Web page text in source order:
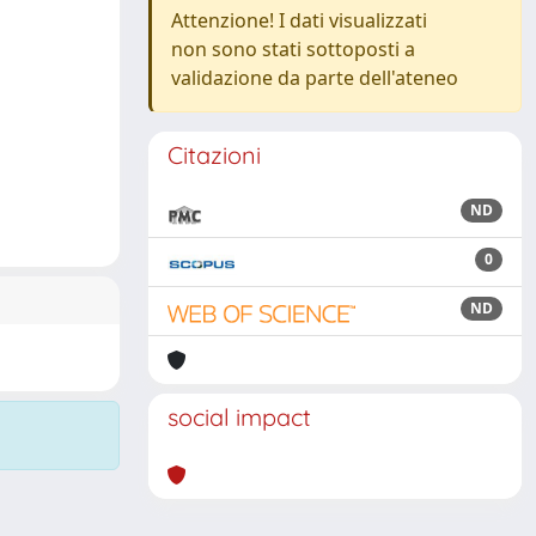
Attenzione! I dati visualizzati
non sono stati sottoposti a
validazione da parte dell'ateneo
Citazioni
ND
0
ND
social impact